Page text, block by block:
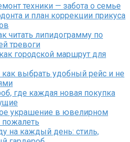
техники — забота о семье
и план коррекции прикуса
читать липидограмму по
тревоги
городской маршрут для
как выбрать удобный рейс и не
где каждая новая покупка
украшение в ювелирном
пожалеть
на каждый день: стиль,